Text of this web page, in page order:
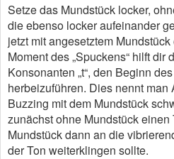
Setze das Mundstück locker,
die ebenso locker aufeinander
jetzt mit angesetztem
Moment des „Spuckens“ hilft dir
Konsonanten „t“, den Beginn
herbeizuführen. Dies nennt
Buzzing mit dem Mundstück
zunächst ohne Mundstück
Mundstück dann an die
der Ton weiterklingen sollte.